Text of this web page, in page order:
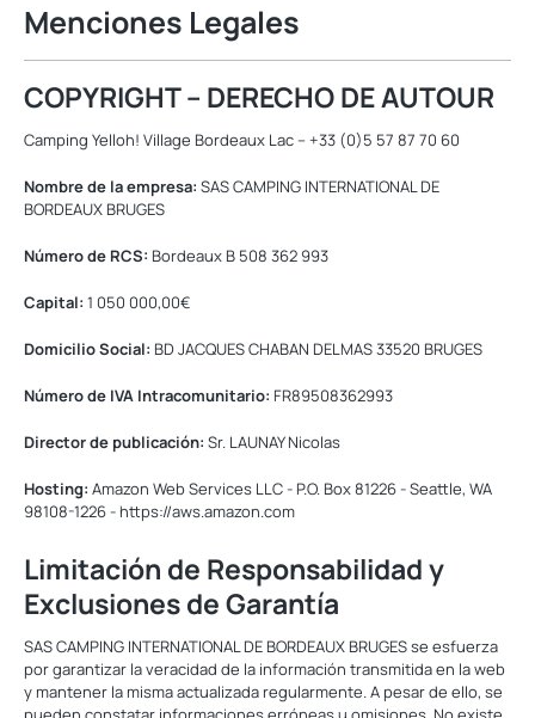
Menciones Legales
COPYRIGHT – DERECHO DE AUTOUR
Camping Yelloh! Village Bordeaux Lac – +33 (0)5 57 87 70 60
Nombre de la empresa: SAS CAMPING INTERNATIONAL DE
BORDEAUX BRUGES
Número de RCS: Bordeaux B 508 362 993
Capital: 1 050 000,00€
Domicilio Social: BD JACQUES CHABAN DELMAS 33520 BRUGES
Número de IVA Intracomunitario: FR89508362993
Director de publicación: Sr. LAUNAY Nicolas
Hosting: Amazon Web Services LLC - P.O. Box 81226 - Seattle, WA
98108-1226 - https://aws.amazon.com
Limitación de Responsabilidad y
Exclusiones de Garantía
SAS CAMPING INTERNATIONAL DE BORDEAUX BRUGES se esfuerza
por garantizar la veracidad de la información transmitida en la web
y mantener la misma actualizada regularmente. A pesar de ello, se